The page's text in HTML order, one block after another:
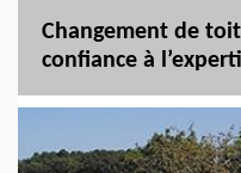
Changement de
confiance à